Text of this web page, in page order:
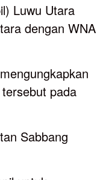
Luwu Utara
dengan WNA
pada
Sabbang